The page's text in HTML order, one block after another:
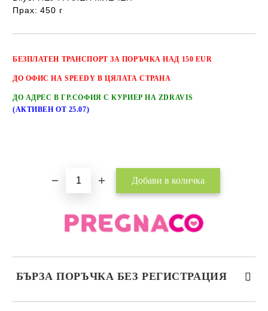
Прах: 450 г
БЕЗПЛАТЕН ТРАНСПОРТЗА ПОРЪЧКА НАД 150 EUR
ДО ОФИС НА SPEEDY В ЦЯЛАТА СТРАНА
ДО АДРЕС В ГР.СОФИЯ С КУРИЕР НА ZDRAVIS
(АКТИВЕН ОТ 25.07)
БЪРЗА ПОРЪЧКА БЕЗ РЕГИСТРАЦИЯ